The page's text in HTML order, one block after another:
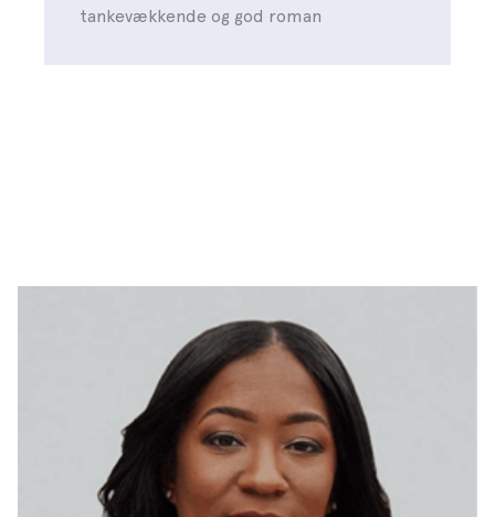
tankevækkende og god roman